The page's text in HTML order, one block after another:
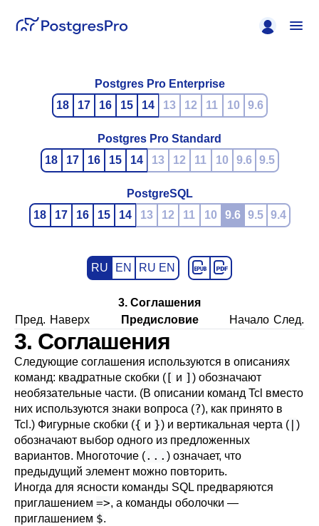
Postgres Pro Enterprise
18
17 16 15 14 13 12 11 10 9.6
Postgres Pro Standard
18
17 16 15 14 13 12 11 10 9.6 9.5
PostgreSQL
18
17 16 15 14 13 12 11 10 9.6 9.5 9.4
RU EN RU EN
3. Соглашения
Пред. Наверх Предисловие Начало След.
3. Соглашения
Следующие соглашения используются в описаниях
команд: квадратные скобки ([ и ] ) обозначают
необязательные части. (В описании команд Tcl вместо
них используются знаки вопроса (?), как принято в
Tcl.) Фигурные скобки ({ и }) и вертикальная черта ( | )
обозначают выбор одного из предложенных
вариантов. Многоточие (... ) означает, что
предыдущий элемент можно повторить.
Иногда для ясности команды SQL предваряются
приглашением =>, а команды оболочки —
приглашением $.